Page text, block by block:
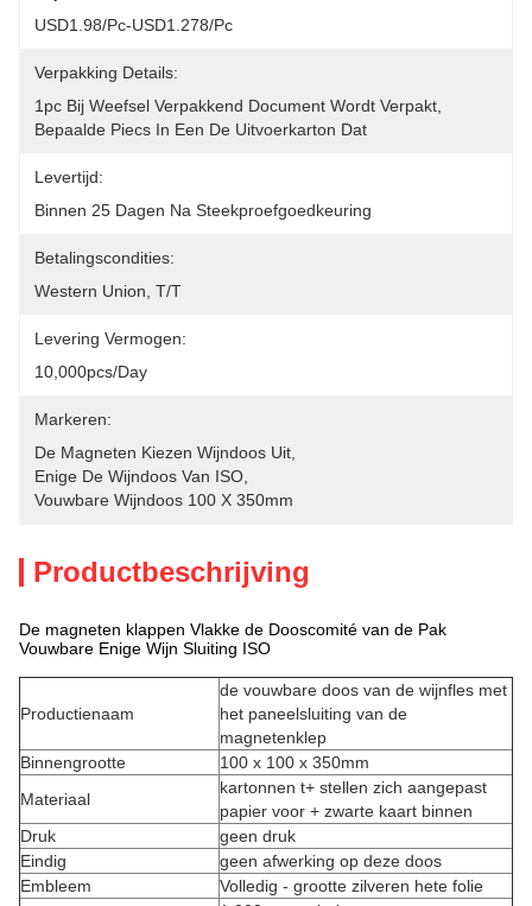
USD1.98/pc-USD1.278/pc
Verpakking Details:
1pc Bij Weefsel Verpakkend Document Wordt Verpakt,
Bepaalde Piecs In Een De Uitvoerkarton Dat
Levertijd:
Binnen 25 Dagen Na Steekproefgoedkeuring
Betalingscondities:
Western Union, T/T
Levering Vermogen:
10,000pcs/day
Markeren:
De Magneten Kiezen Wijndoos Uit
Enige De Wijndoos Van ISO
Vouwbare Wijndoos 100 X 350mm
Productbeschrijving
De magneten klappen Vlakke de Dooscomité van de Pak
Vouwbare Enige Wijn Sluiting ISO
Productienaam
de vouwbare doos van de wijnfles met
het paneelsluiting van de
magnetenklep
Binnengrootte
100 x 100 x 350mm
Materiaal
kartonnen t+ stellen zich aangepast
papier voor + zwarte kaart binnen
Druk
geen druk
Eindig
geen afwerking op deze doos
Embleem
Volledig - grootte zilveren hete folie